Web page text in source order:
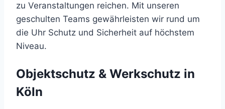
zu Veranstaltungen reichen. Mit unseren
geschulten Teams gewährleisten wir rund um
die Uhr Schutz und Sicherheit auf höchstem
Niveau.
Objektschutz & Werkschutz in
Köln